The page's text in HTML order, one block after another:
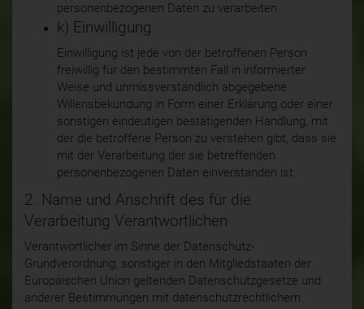
personenbezogenen Daten zu verarbeiten.
k) Einwilligung
Einwilligung ist jede von der betroffenen Person
freiwillig für den bestimmten Fall in informierter
Weise und unmissverständlich abgegebene
Willensbekundung in Form einer Erklärung oder einer
sonstigen eindeutigen bestätigenden Handlung, mit
der die betroffene Person zu verstehen gibt, dass sie
mit der Verarbeitung der sie betreffenden
personenbezogenen Daten einverstanden ist.
2. Name und Anschrift des für die
Verarbeitung Verantwortlichen
Verantwortlicher im Sinne der Datenschutz-
Grundverordnung, sonstiger in den Mitgliedstaaten der
Europäischen Union geltenden Datenschutzgesetze und
anderer Bestimmungen mit datenschutzrechtlichem